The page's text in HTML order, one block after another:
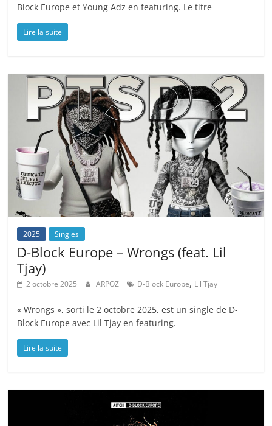
Block Europe et Young Adz en featuring. Le titre
Lire la suite
2025 Singles
D-Block Europe – Wrongs (feat. Lil
Tjay)
2 octobre 2025 ARPOZ D-Block Europe, Lil Tjay
« Wrongs », sorti le 2 octobre 2025, est un single de D-
Block Europe avec Lil Tjay en featuring.
Lire la suite